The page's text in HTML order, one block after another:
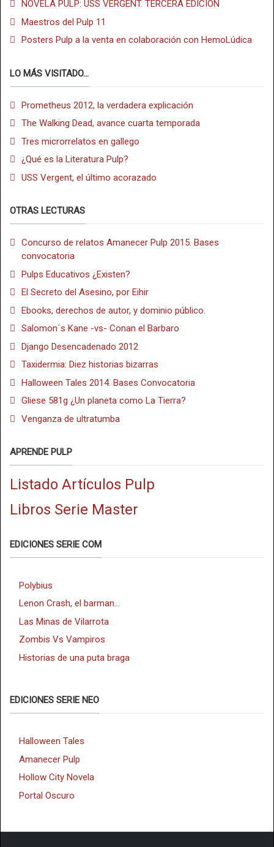
NOVELA PULP: USS VERGENT. TERCERA EDICIÓN
Maestros del Pulp 11
Posters Pulp a la venta en colaboración con HemoLúdica
LO MÁS VISITADO...
Prometheus 2012, la verdadera explicación
The Walking Dead, avance cuarta temporada
Tres microrrelatos en gallego
¿Qué es la Literatura Pulp?
USS Vergent, el último acorazado
OTRAS LECTURAS
Concurso de relatos Amanecer Pulp 2015. Bases
convocatoria
Pulps Educativos ¿Existen?
El Secreto del Asesino, por Eihir
Ebooks, derechos de autor, y dominio público.
Salomon´s Kane -vs- Conan el Barbaro
Django Desencadenado 2012
Taxidermia: Diez historias bizarras
Halloween Tales 2014. Bases Convocatoria
Gliese 581g ¿Un planeta como La Tierra?
Venganza de ultratumba
APRENDE PULP
Listado Artículos Pulp
Libros Serie Master
EDICIONES SERIE COM
Polybius
Lenon Crash, el barman...
Las Minas de Vilarrota
Zombis Vs Vampiros
Historias de una puta braga
EDICIONES SERIE NEO
Halloween Tales
Amanecer Pulp
Hollow City Novela
Portal Oscuro